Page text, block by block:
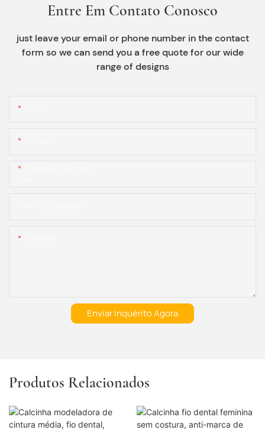
Entre Em Contato Conosco
just leave your email or phone number in the contact
form so we can send you a free quote for our wide
range of designs
Enviar Inquérito Agora
Produtos Relacionados